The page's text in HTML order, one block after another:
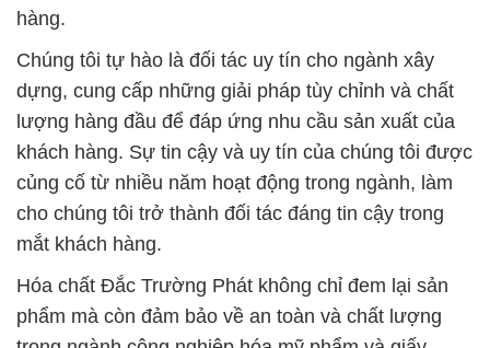
khách hàng. Sự tin cậy và uy tín của chúng tôi được
củng cố từ nhiều năm hoạt động trong ngành, làm
cho chúng tôi trở thành đối tác đáng tin cậy trong
mắt khách hàng.
Hóa chất Đắc Trường Phát không chỉ đem lại sản
phẩm mà còn đảm bảo về an toàn và chất lượng
trong ngành công nghiệp hóa mỹ phẩm và giấy.
Chúng tôi không chỉ tập trung vào việc cung cấp sản
phẩm chất lượng mà còn quan tâm đến việc tư vấn
và hỗ trợ khách hàng sử dụng hóa chất một cách
hiệu quả và an toàn nhất.